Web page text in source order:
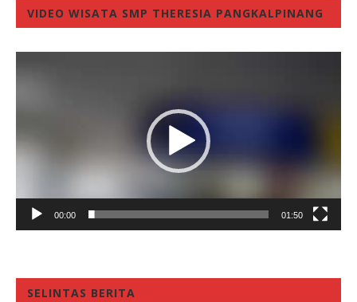
VIDEO WISATA SMP THERESIA PANGKALPINANG
00:00 01:50
SELINTAS BERITA